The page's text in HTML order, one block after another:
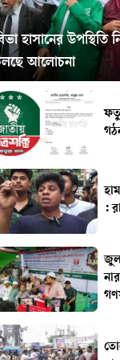
হাসানের উপস্থিতি
আলোচনা
: